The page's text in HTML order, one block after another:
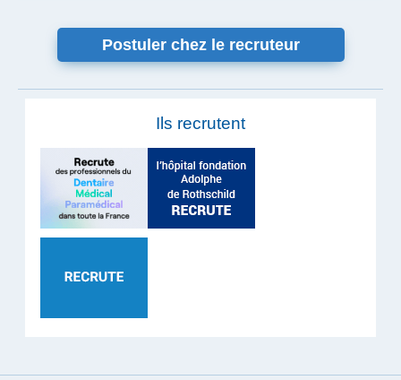
Postuler chez le recruteur
Ils recrutent